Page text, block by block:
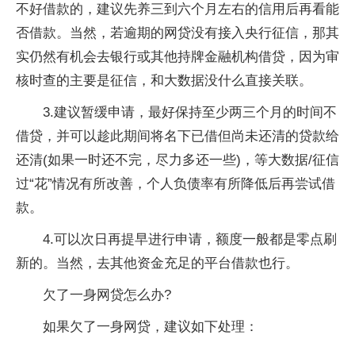
不好借款的，建议先养三到六个月左右的信用后再看能
否借款。当然，若逾期的网贷没有接入央行征信，那其
实仍然有机会去银行或其他持牌金融机构借贷，因为审
核时查的主要是征信，和大数据没什么直接关联。
3.建议暂缓申请，最好保持至少两三个月的时间不
借贷，并可以趁此期间将名下已借但尚未还清的贷款给
还清(如果一时还不完，尽力多还一些)，等大数据/征信
过“花”情况有所改善，个人负债率有所降低后再尝试借
款。
4.可以次日再提早进行申请，额度一般都是零点刷
新的。当然，去其他资金充足的平台借款也行。
欠了一身网贷怎么办?
如果欠了一身网贷，建议如下处理：